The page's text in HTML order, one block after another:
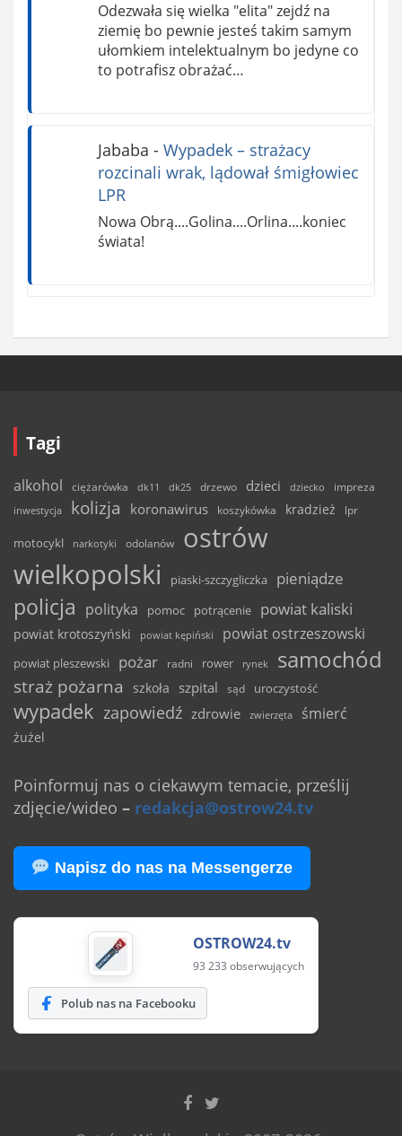
Odezwała się wielka "elita" zejdź na
ziemię bo pewnie jesteś takim samym
ułomkiem intelektualnym bo jedyne co
to potrafisz obrażać…
Jababa - Wypadek – strażacy
rozcinali wrak, lądował śmigłowiec
LPR
Nowa Obrą....Golina....Orlina....koniec
świata!
Tagi
alkohol ciężarówka dk11 dk25 drzewo dzieci dziecko
impreza
inwestycja
kolizja koronawirus koszykówka kradzież lpr
motocykl narkotyki odolanów
ostrów
wielkopolski
piaski-szczygliczka pieniądze
policja polityka pomoc potrącenie powiat kaliski
powiat krotoszyński powiat kępiński powiat ostrzeszowski
powiat pleszewski pożar radni rower rynek samochód
straż pożarna szkoła szpital sąd uroczystość
wypadek zapowiedź zdrowie zwierzęta śmierć
żużel
Poinformuj nas o ciekawym temacie, prześlij
zdjęcie/wideo – redakcja@ostrow24.tv
Napisz do nas na Messengerze
OSTROW24.tv
93 233 obserwujących
Polub nas na Facebooku